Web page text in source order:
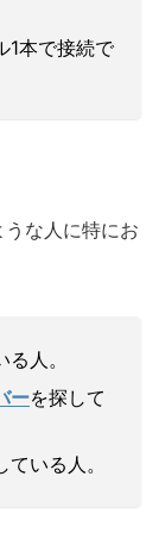
1本で接続で
な人に特にお
人。
ーを探して
いる人。